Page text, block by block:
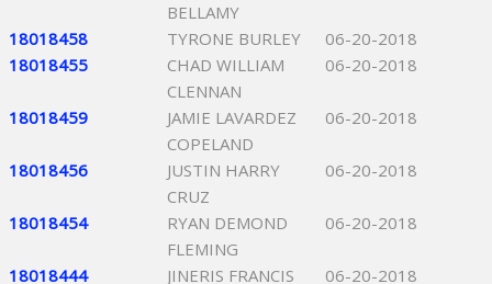
BELLAMY
18018458 TYRONE BURLEY
06-20-2018
18018455
CHAD WILLIAM
CLENNAN
06-20-2018
18018459
JAMIE LAVARDEZ
COPELAND
06-20-2018
18018456
JUSTIN HARRY
CRUZ
06-20-2018
18018454
RYAN DEMOND
FLEMING
06-20-2018
18018444 JINERIS FRANCIS
06-20-2018